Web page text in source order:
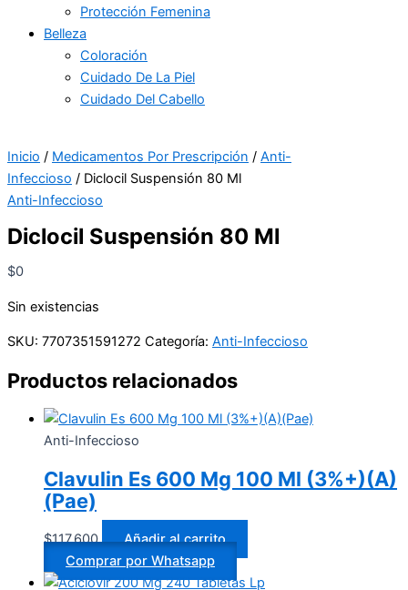
Protección Femenina
Belleza
Coloración
Cuidado De La Piel
Cuidado Del Cabello
Inicio / Medicamentos Por Prescripción / Anti-
Infeccioso / Diclocil Suspensión 80 Ml
Anti-Infeccioso
Diclocil Suspensión 80 Ml
$0
Sin existencias
SKU: 7707351591272 Categoría: Anti-Infeccioso
Productos relacionados
Anti-Infeccioso
Clavulin Es 600 Mg 100 Ml (3%+)(A)
(Pae)
$117.600
Añadir al carrito
Comprar por Whatsapp